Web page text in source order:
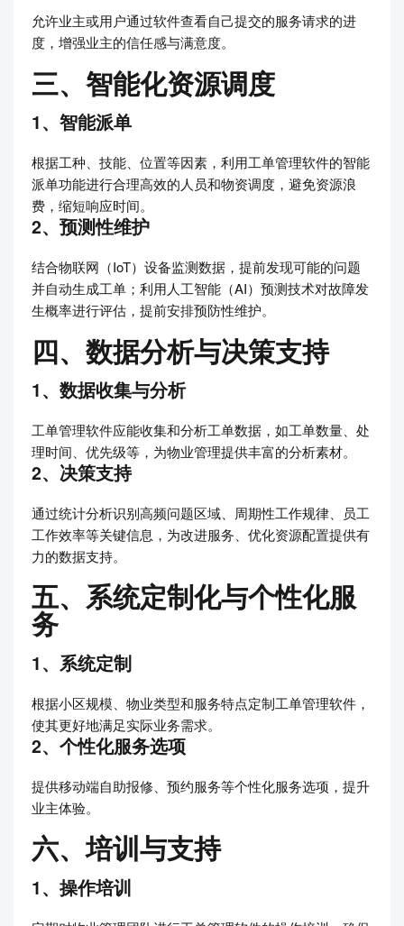
允许业主或用户通过软件查看自己提交的服务请求的进
度，增强业主的信任感与满意度。
三、智能化资源调度
1、智能派单
根据工种、技能、位置等因素，利用工单管理软件的智能
派单功能进行合理高效的人员和物资调度，避免资源浪
费，缩短响应时间。
2、预测性维护
结合物联网（IoT）设备监测数据，提前发现可能的问题
并自动生成工单；利用人工智能（AI）预测技术对故障发
生概率进行评估，提前安排预防性维护。
四、数据分析与决策支持
1、数据收集与分析
工单管理软件应能收集和分析工单数据，如工单数量、处
理时间、优先级等，为物业管理提供丰富的分析素材。
2、决策支持
通过统计分析识别高频问题区域、周期性工作规律、员工
工作效率等关键信息，为改进服务、优化资源配置提供有
力的数据支持。
五、系统定制化与个性化服
务
1、系统定制
根据小区规模、物业类型和服务特点定制工单管理软件，
使其更好地满足实际业务需求。
2、个性化服务选项
提供移动端自助报修、预约服务等个性化服务选项，提升
业主体验。
六、培训与支持
1、操作培训